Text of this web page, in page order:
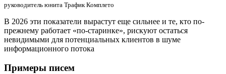
руководитель юнита Трафик Комплето
В 2026 эти показатели вырастут еще сильнее и те, кто по-
прежнему работает «по-старинке», рискуют остаться
невидимыми для потенциальных клиентов в шуме
информационного потока
Примеры писем